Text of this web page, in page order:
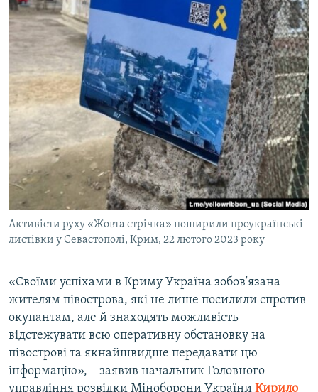
Активісти руху «Жовта стрічка» поширили проукраїнські
листівки у Севастополі, Крим, 22 лютого 2023 року
«Своїми успіхами в Криму Україна зобов'язана
жителям півострова, які не лише посилили спротив
окупантам, але й знаходять можливість
відстежувати всю оперативну обстановку на
півострові та якнайшвидше передавати цю
інформацію», – заявив начальник Головного
управління розвідки Міноборони України Кирило